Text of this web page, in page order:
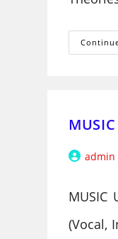
Postadmin
MUSIC
(Vocal,